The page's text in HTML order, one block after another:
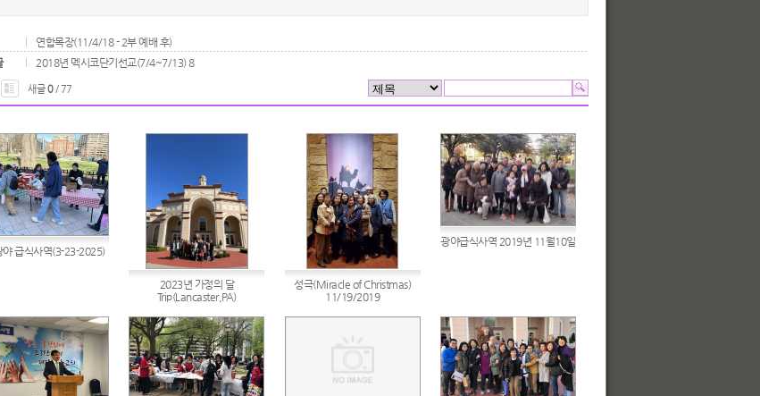
연합목장(11/4/18 - 2부 예배 후)
2018년 멕시코단기선교(7/4~7/13) 8
새글0/ 77
야 급식사역(3-23-2025)
2023년 가정의 달
Trip(Lancaster,PA)
성극(Miracle of Christmas)
11/19/2019
광야급식사역 2019년 11월10일